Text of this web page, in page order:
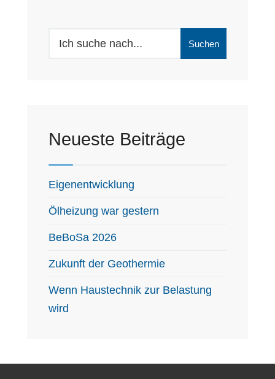
Search
Suchen
Neueste Beiträge
Eigenentwicklung
Ölheizung war gestern
BeBoSa 2026
Zukunft der Geothermie
Wenn Haustechnik zur Belastung
wird